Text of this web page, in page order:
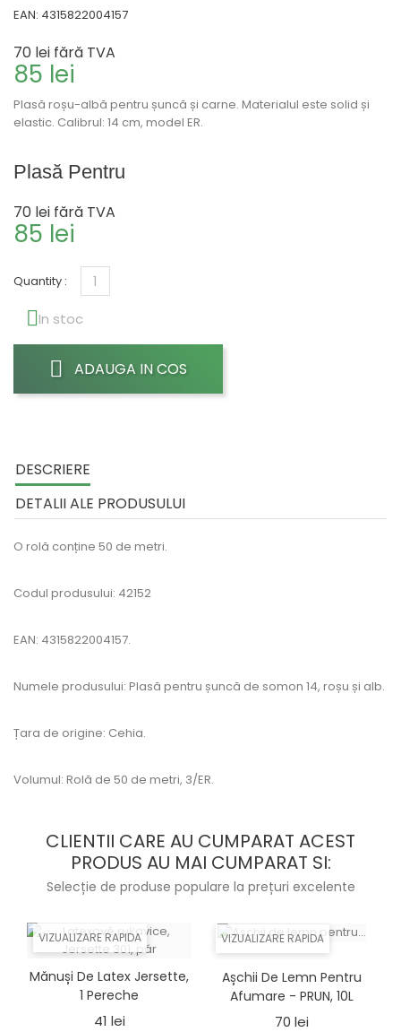
EAN: 4315822004157
70 lei fără TVA
85 lei
Plasă roșu-albă pentru șuncă și carne. Materialul este solid și
elastic. Calibrul: 14 cm, model ER.
Plasă Pentru
70 lei fără TVA
85 lei
Quantity :
In stoc
ADAUGA IN COS
DESCRIERE
DETALII ALE PRODUSULUI
O rolă conține 50 de metri.
Codul produsului: 42152
EAN: 4315822004157.
Numele produsului: Plasă pentru șuncă de somon 14, roșu și alb.
Țara de origine: Cehia.
Volumul: Rolă de 50 de metri, 3/ER.
CLIENTII CARE AU CUMPARAT ACEST
PRODUS AU MAI CUMPARAT SI:
Selecție de produse populare la prețuri excelente
VIZUALIZARE RAPIDA
Mănuși De Latex Jersette,
1 Pereche
41 leiPret
VIZUALIZARE RAPIDA
Așchii De Lemn Pentru
Afumare - PRUN, 10L
70 lei